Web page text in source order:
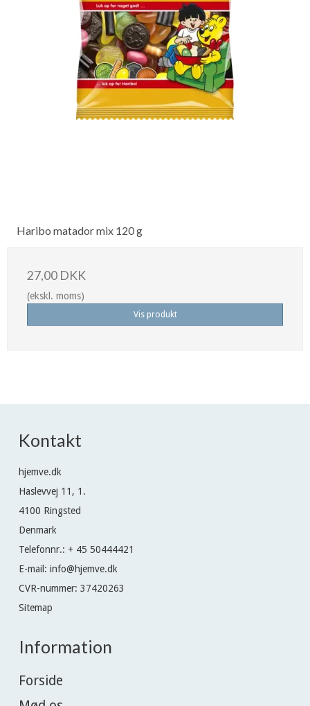
Haribo matador mix 120 g
27,00 DKK
(ekskl. moms)
Vis produkt
Kontakt
hjemve.dk
Haslevvej 11, 1.
4100 Ringsted
Denmark
Telefonnr.: + 45 50444421
E-mail: info@hjemve.dk
CVR-nummer: 37420263
Sitemap
Information
Forside